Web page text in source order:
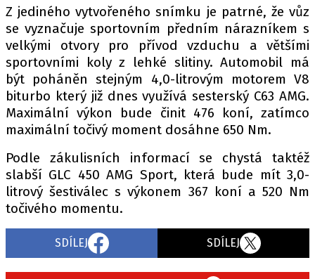
PIT LANE
ČEŠI V AKCI
FIA CEZ & POHÁRY
MEZINÁRODNÍ SCÉNA
SLEDUJTE NÁS NA|
Máte příběh, fotku nebo video?
Pošlete e-mail na autoroad.cz
ETICKÝ KODEX
VYDAVATEL
Z jediného vytvořeného snímku je patrné, že vůz
se vyznačuje sportovním předním nárazníkem s
velkými otvory pro přívod vzduchu a většími
sportovními koly z lehké slitiny. Automobil má
být poháněn stejným 4,0-litrovým motorem V8
biturbo který již dnes využívá sesterský C63 AMG.
Maximální výkon bude činit 476 koní, zatímco
maximální točivý moment dosáhne 650 Nm.
Podle zákulisních informací se chystá taktéž
slabší GLC 450 AMG Sport, která bude mít 3,0-
litrový šestiválec s výkonem 367 koní a 520 Nm
točivého momentu.
SDÍLEJ SDÍLEJ